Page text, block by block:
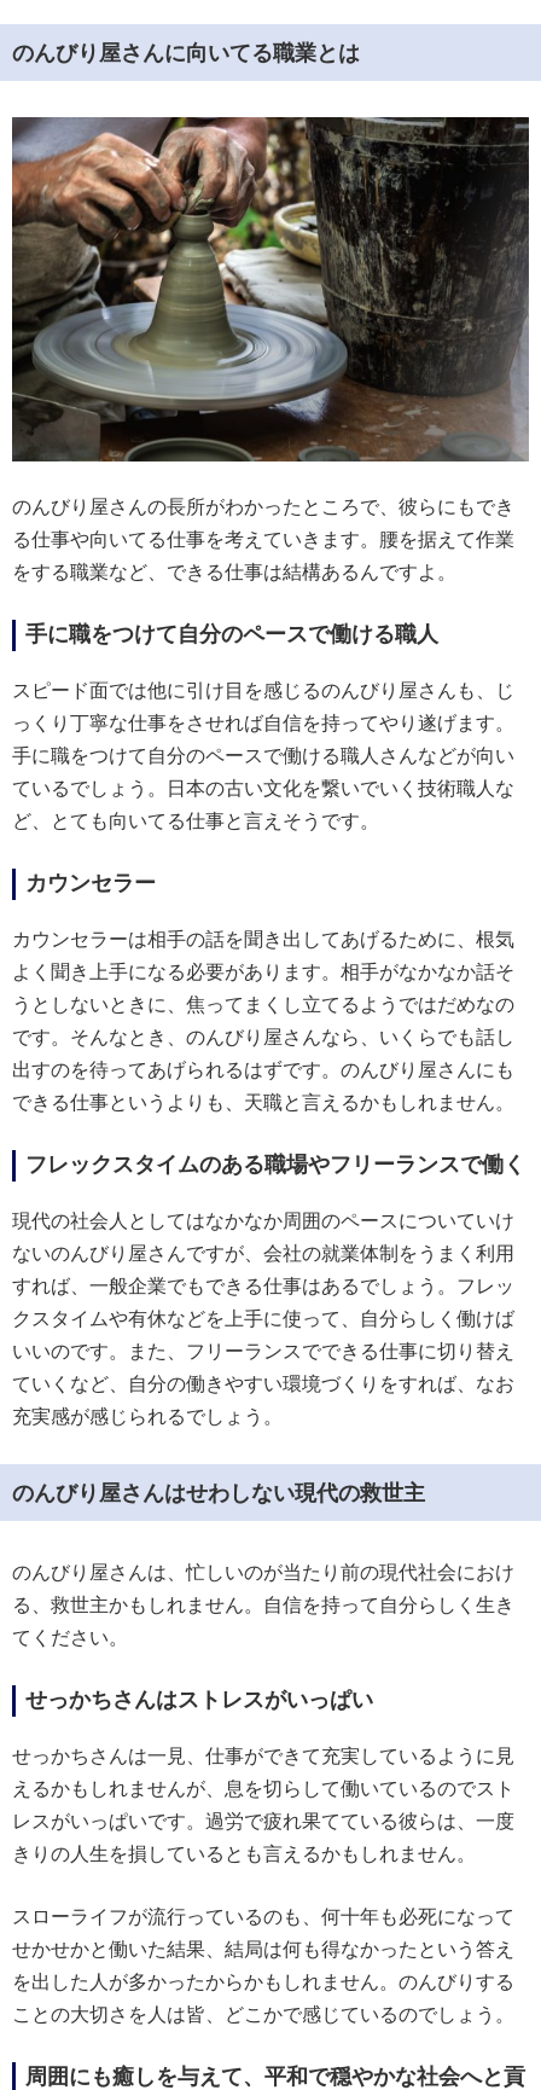
のんびり屋さんに向いてる職業とは
のんびり屋さんの長所がわかったところで、彼らにもでき
る仕事や向いてる仕事を考えていきます。腰を据えて作業
をする職業など、できる仕事は結構あるんですよ。
手に職をつけて自分のペースで働ける職人
スピード面では他に引け目を感じるのんびり屋さんも、じ
っくり丁寧な仕事をさせれば自信を持ってやり遂げます。
手に職をつけて自分のペースで働ける職人さんなどが向い
ているでしょう。日本の古い文化を繋いでいく技術職人な
ど、とても向いてる仕事と言えそうです。
カウンセラー
カウンセラーは相手の話を聞き出してあげるために、根気
よく聞き上手になる必要があります。相手がなかなか話そ
うとしないときに、焦ってまくし立てるようではだめなの
です。そんなとき、のんびり屋さんなら、いくらでも話し
出すのを待ってあげられるはずです。のんびり屋さんにも
できる仕事というよりも、天職と言えるかもしれません。
フレックスタイムのある職場やフリーランスで働く
現代の社会人としてはなかなか周囲のペースについていけ
ないのんびり屋さんですが、会社の就業体制をうまく利用
すれば、一般企業でもできる仕事はあるでしょう。フレッ
クスタイムや有休などを上手に使って、自分らしく働けば
いいのです。また、フリーランスでできる仕事に切り替え
ていくなど、自分の働きやすい環境づくりをすれば、なお
充実感が感じられるでしょう。
のんびり屋さんはせわしない現代の救世主
のんびり屋さんは、忙しいのが当たり前の現代社会におけ
る、救世主かもしれません。自信を持って自分らしく生き
てください。
せっかちさんはストレスがいっぱい
せっかちさんは一見、仕事ができて充実しているように見
えるかもしれませんが、息を切らして働いているのでスト
レスがいっぱいです。過労で疲れ果てている彼らは、一度
きりの人生を損しているとも言えるかもしれません。
スローライフが流行っているのも、何十年も必死になって
せかせかと働いた結果、結局は何も得なかったという答え
を出した人が多かったからかもしれません。のんびりする
ことの大切さを人は皆、どこかで感じているのでしょう。
周囲にも癒しを与えて、平和で穏やかな社会へと貢